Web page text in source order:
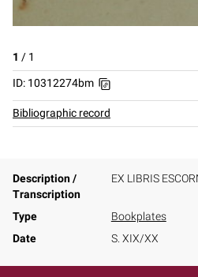
1 / 1
ID: 10312274bm
Bibliographic record
Description /
Transcription
EX LIBRIS
Type
Bookplates
Date
S. XIX/XX